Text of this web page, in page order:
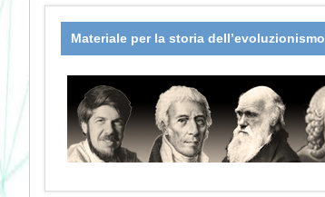
Materiale per la storia dell’evoluzionismo